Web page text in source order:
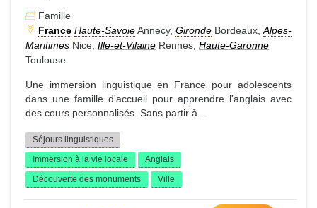
Famille
France Haute-SavoieAnnecy, Gironde Bordeaux, Alpes-
Maritimes Nice, Ille-et-Vilaine Rennes, Haute-Garonne
Toulouse
Une immersion linguistique en France pour adolescents
dans une famille d'accueil pour apprendre l'anglais avec
des cours personnalisés. Sans partir à...
Séjours linguistiques
Immersion à la vie locale
Anglais
Découverte des monuments
Ville